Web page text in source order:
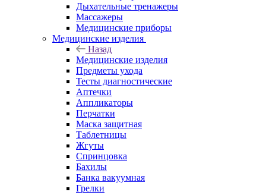
Дыхательные тренажеры
Массажеры
Медицинские приборы
Медицинские изделия
Назад
Медицинские изделия
Предметы ухода
Тесты диагностические
Аптечки
Аппликаторы
Перчатки
Маска защитная
Таблетницы
Жгуты
Спринцовка
Бахилы
Банка вакуумная
Грелки